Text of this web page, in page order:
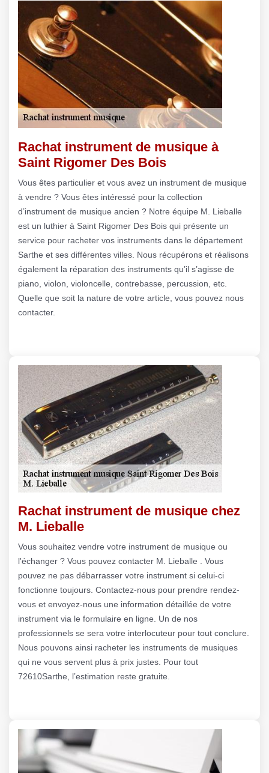
Rachat instrument de musique à
Saint Rigomer Des Bois
Vous êtes particulier et vous avez un instrument de musique
à vendre ? Vous êtes intéressé pour la collection
d’instrument de musique ancien ? Notre équipe M. Lieballe
est un luthier à Saint Rigomer Des Bois qui présente un
service pour racheter vos instruments dans le département
Sarthe et ses différentes villes. Nous récupérons et réalisons
également la réparation des instruments qu’il s’agisse de
piano, violon, violoncelle, contrebasse, percussion, etc.
Quelle que soit la nature de votre article, vous pouvez nous
contacter.
Rachat instrument de musique chez
M. Lieballe
Vous souhaitez vendre votre instrument de musique ou
l'échanger ? Vous pouvez contacter M. Lieballe . Vous
pouvez ne pas débarrasser votre instrument si celui-ci
fonctionne toujours. Contactez-nous pour prendre rendez-
vous et envoyez-nous une information détaillée de votre
instrument via le formulaire en ligne. Un de nos
professionnels se sera votre interlocuteur pour tout conclure.
Nous pouvons ainsi racheter les instruments de musiques
qui ne vous servent plus à prix justes. Pour tout
72610Sarthe, l’estimation reste gratuite.